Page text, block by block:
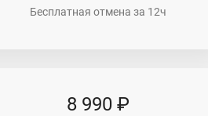
Бесплатная отмена за 12ч
8 990 ₽